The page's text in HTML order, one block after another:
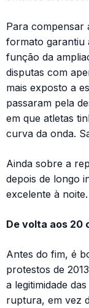
Para compensar
formato garantiu
função da
disputas com
mais exposto a
passaram pela
em que atletas
curva da onda.
Ainda sobre a
depois de longo
excelente à
De volta aos 20
Antes do fim, é
protestos de
a legitimidade
ruptura, em vez